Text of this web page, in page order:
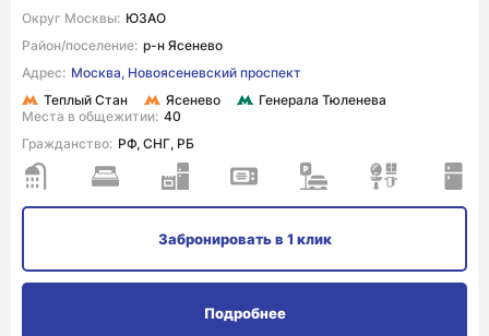
Округ Москвы: ЮЗАО
Район/поселение: р-н Ясенево
Адрес: Москва, Новоясеневский проспект
Теплый Стан
Ясенево
Генерала Тюленева
Места в общежитии: 40
Гражданство: РФ, СНГ, РБ
Забронироватьв 1 клик
Подробнее